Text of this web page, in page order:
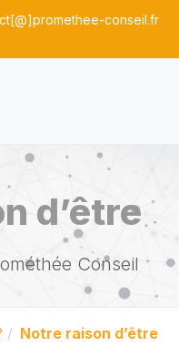
conseil.fr
d’être
Conseil
Notre raison d’être